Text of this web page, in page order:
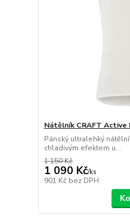
Nátělník CRAFT Active
Pánský ultralehký
chladivým efektem u...
1 150 Kč
1 090 Kč/ks
901 Kč bez DPH